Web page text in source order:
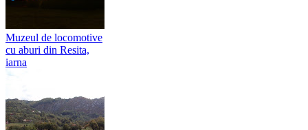
Muzeul de locomotive
cu aburi din Resita,
iarna